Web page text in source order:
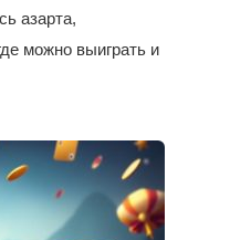
азарта,
можно выиграть и